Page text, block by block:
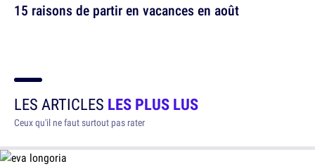
15 raisons de partir en vacances en août
LES ARTICLES LES PLUS LUS
Ceux qu'il ne faut surtout pas rater